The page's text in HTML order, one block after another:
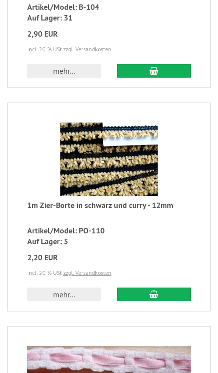
Artikel/Model: B-104
Auf Lager: 31
2,90 EUR
incl. 20 % USt zzgl. Versandkosten
mehr...
1m Zier-Borte in schwarz und curry - 12mm
Artikel/Model: PO-110
Auf Lager: 5
2,20 EUR
incl. 20 % USt zzgl. Versandkosten
mehr...